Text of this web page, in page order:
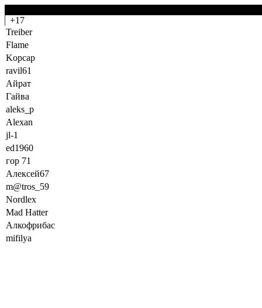
+17
Treiber
Flame
Kopcap
ravil61
Айрат
Гайва
aleks_p
Alexan
jl-1
ed1960
гор 71
Алексей67
m@tros_59
Nordlex
Mad Hatter
Алкофрибас
mifilya